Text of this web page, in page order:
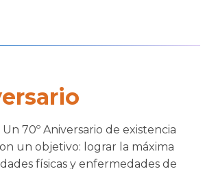
70º Aniversario de existencia
un objetivo: lograr la máxima
físicas y enfermedades de